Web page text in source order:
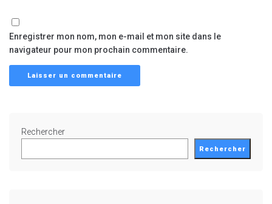
Enregistrer mon nom, mon e-mail et mon site dans le
navigateur pour mon prochain commentaire.
Rechercher
Rechercher